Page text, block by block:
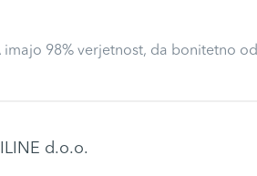
98% verjetnost, da bonitetno
d.o.o.